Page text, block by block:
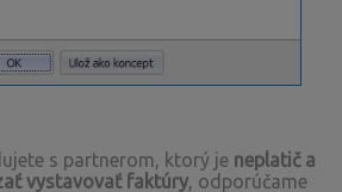
s partnerom, ktorý je neplatič a
vystavovať faktúry, odporúčame